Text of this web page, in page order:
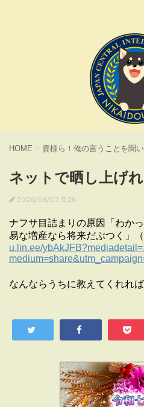
HOME > 貴様ら！俺の言うことを聞
ネットで晒し上げ
2026/06/02 11:26
ナフサ目詰まりの原因「わか
易な増産なら将来だぶつく」
u.lin.ee/
なんならうちに教えてくれれば